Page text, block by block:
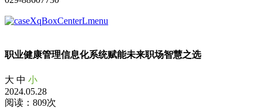
职业健康管理信息化系统赋能未来职场智慧之选
大 中 小
2024.05.28
阅读：809次